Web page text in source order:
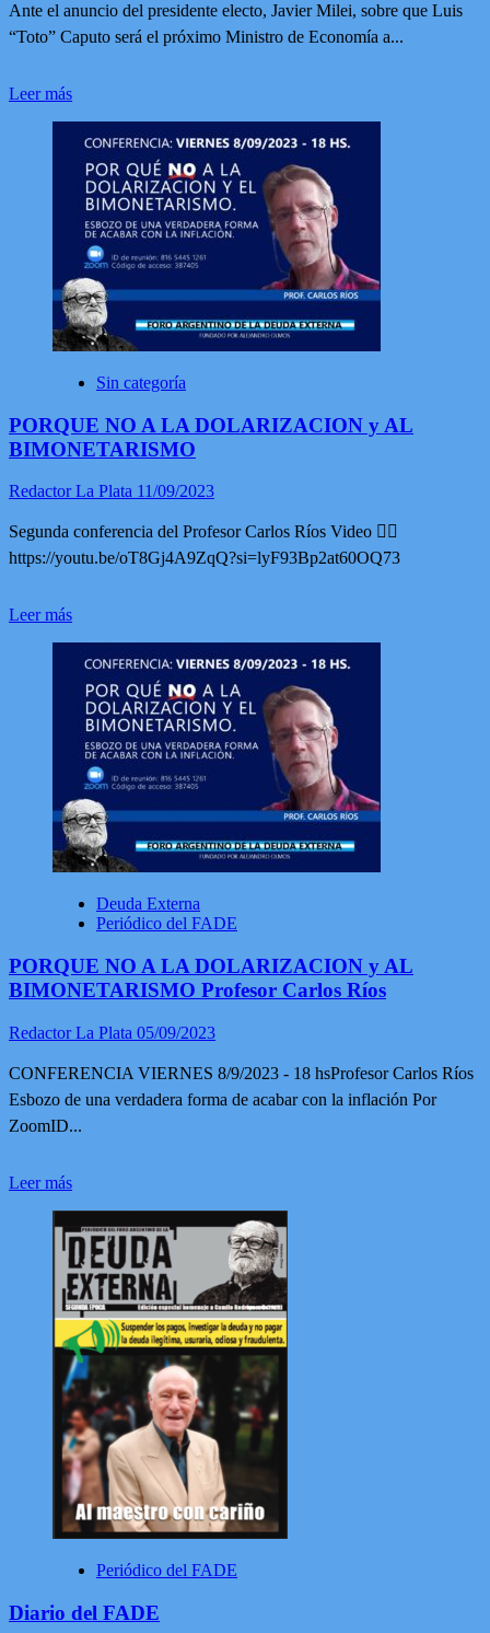
Ante el anuncio del presidente electo, Javier Milei, sobre que Luis
“Toto” Caputo será el próximo Ministro de Economía a...
Leer másLeer
Declaración
del
foro
argentino
de
deuda
externa
(fade)
sobre
la
de
Caputo
como
de
Sin categoría
PORQUE NO A LA DOLARIZACION y AL
BIMONETARISMO
Redactor La Plata 11/09/2023
Segunda conferencia del Profesor Carlos Ríos Video 👇🏿
https://youtu.be/oT8Gj4A9ZqQ?si=lyF93Bp2at60OQ73
Leer másLeer
PORQUE
NO
LA
DOLARIZACION
AL
BIMONETARISMO
Deuda Externa
Periódico del FADE
PORQUE NO A LA DOLARIZACION y AL
BIMONETARISMO Profesor Carlos Ríos
Redactor La Plata 05/09/2023
CONFERENCIA VIERNES 8/9/2023 - 18 hsProfesor Carlos Ríos
Esbozo de una verdadera forma de acabar con la inflación Por
ZoomID...
Leer másLeer
PORQUE
NO
A
LA
DOLARIZACION
y
AL
BIMONETARISMO
Profesor
Carlos
Ríos
Periódico del FADE
Diario del FADE